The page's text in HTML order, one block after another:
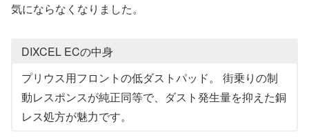
気にならなくなりました。
DIXCEL ECの中身
プリウス用フロントの低ダストパッド。 街乗りの制
動レスポンスが純正同等で、ダスト発生量を抑えた銅
レス処方が魅力です。